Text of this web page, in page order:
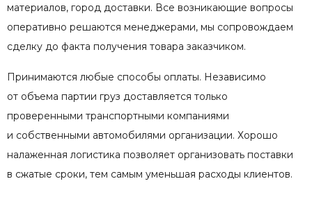
материалов, город доставки. Все возникающие вопросы
оперативно решаются менеджерами, мы сопровождаем
сделку до факта получения товара заказчиком.
Принимаются любые способы оплаты. Независимо
от объема партии груз доставляется только
проверенными транспортными компаниями
и собственными автомобилями организации. Хорошо
налаженная логистика позволяет организовать поставки
в сжатые сроки, тем самым уменьшая расходы клиентов.